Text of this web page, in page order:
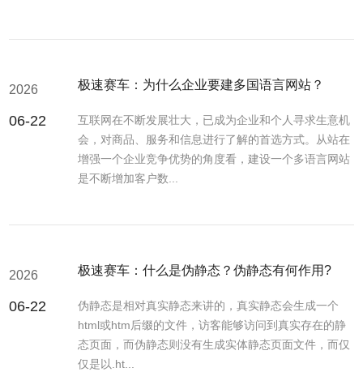
2026
06-22
极速赛车：为什么企业要建多国语言网站？
互联网在不断发展壮大，已成为企业和个人寻求生意机
会，对商品、服务和信息进行了解的首选方式。从站在
增强一个企业竞争优势的角度看，建设一个多语言网站
是不断增加客户数...
2026
06-22
极速赛车：什么是伪静态？伪静态有何作用?
伪静态是相对真实静态来讲的，真实静态会生成一个
html或htm后缀的文件，访客能够访问到真实存在的静
态页面，而伪静态则没有生成实体静态页面文件，而仅
仅是以.ht...